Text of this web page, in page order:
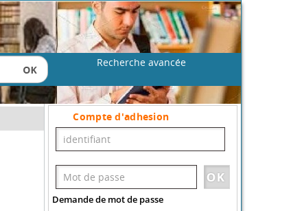
Recherche avancée
Compte d'adhesion
Demande de mot de passe